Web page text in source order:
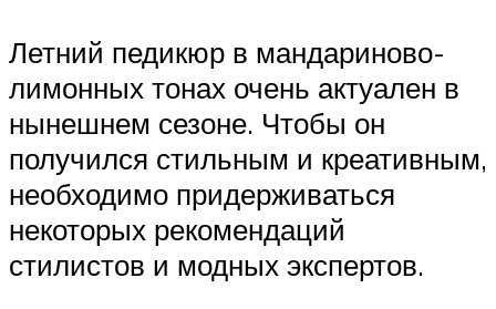
Летний педикюр в мандариново-
лимонных тонах очень актуален в
нынешнем сезоне. Чтобы он
получился стильным и креативным,
необходимо придерживаться
некоторых рекомендаций
стилистов и модных экспертов.